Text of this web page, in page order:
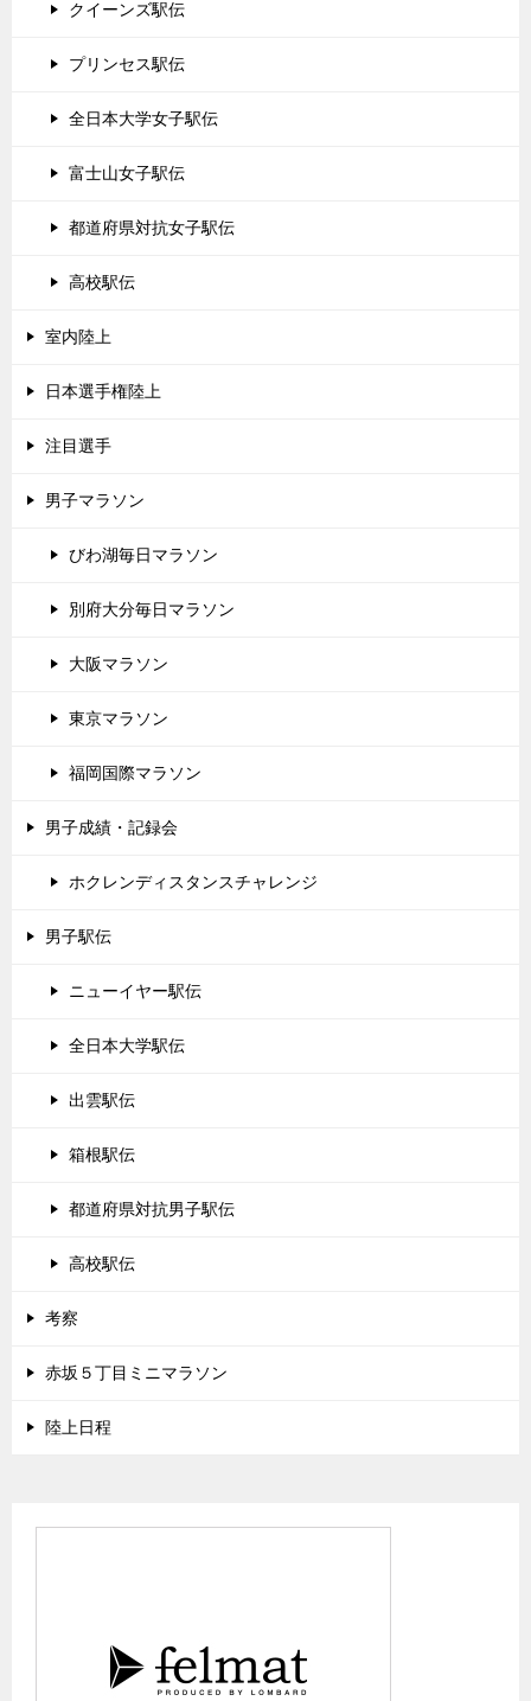
クイーンズ駅伝
プリンセス駅伝
全日本大学女子駅伝
富士山女子駅伝
都道府県対抗女子駅伝
高校駅伝
室内陸上
日本選手権陸上
注目選手
男子マラソン
びわ湖毎日マラソン
別府大分毎日マラソン
大阪マラソン
東京マラソン
福岡国際マラソン
男子成績・記録会
ホクレンディスタンスチャレンジ
男子駅伝
ニューイヤー駅伝
全日本大学駅伝
出雲駅伝
箱根駅伝
都道府県対抗男子駅伝
高校駅伝
考察
赤坂５丁目ミニマラソン
陸上日程